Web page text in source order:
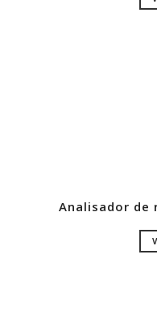
Analisador de